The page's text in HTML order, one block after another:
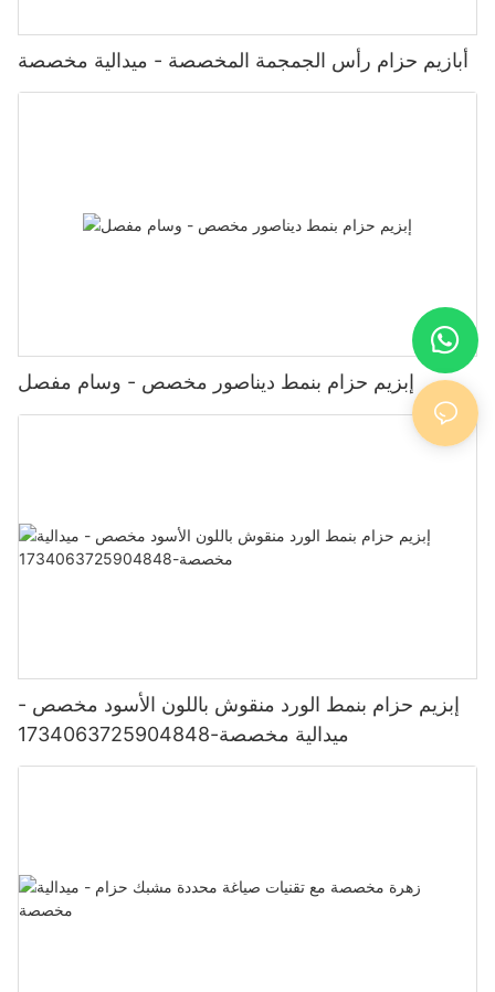
أبازيم حزام رأس الجمجمة المخصصة - ميدالية مخصصة
إبزيم حزام بنمط ديناصور مخصص - وسام مفصل
إبزيم حزام بنمط الورد منقوش باللون الأسود مخصص -
ميدالية مخصصة-1734063725904848